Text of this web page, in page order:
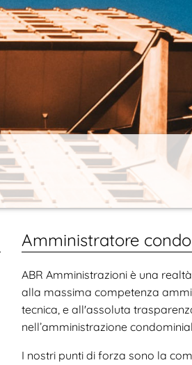
Amministratore
ABR Amministrazioni è una
alla massima competenza
tecnica, e all'assoluta
nell’amministrazione
I nostri punti di forza sono la